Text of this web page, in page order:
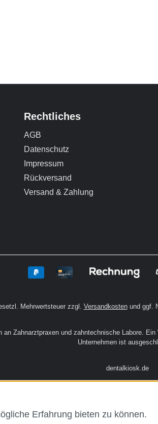
Rechtliches
AGB
Datenschutz
Impressum
Rückversand
Versand & Zahlung
Mehrwertsteuer zzgl. Versandkostenund ggf.
Zahnarztpraxen und zahntechnische Labore.
Unternehmen ist
dentalkiosk.de
Erfahrung bieten zu können.